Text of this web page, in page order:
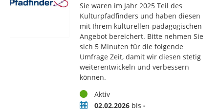
Sie waren im Jahr 2025 Teil des
Kulturpfadfinders und haben diesen
mit Ihrem kulturellen-pädagogischen
Angebot bereichert. Bitte nehmen Sie
sich 5 Minuten für die folgende
Umfrage Zeit, damit wir diesen stetig
weiterentwickeln und verbessern
können.
StatusAktiv
Zeitraum02.02.2026bis -